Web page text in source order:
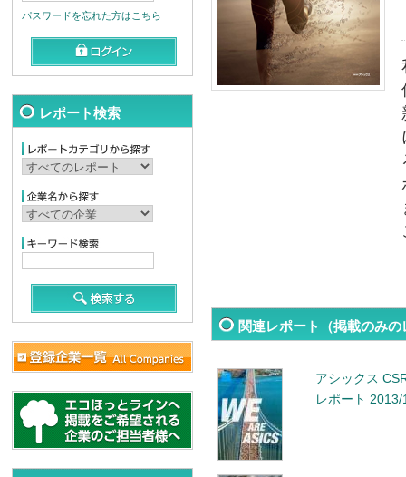
パスワードを忘れた方はこちら
レポート検索
関連レポート（掲載のみ
アシックス
レポート 2013/